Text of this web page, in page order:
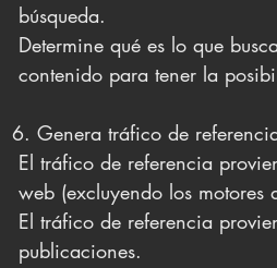
búsqueda.
Determine qué es lo que
contenido para tener la
6. Genera tráfico de
El tráfico de referencia
web (excluyendo los motores
El tráfico de referencia
publicaciones.